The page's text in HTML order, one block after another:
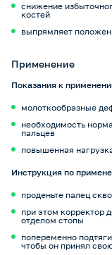
снижение
костей
выпрямляет
Применение
Показания к
молоткообразные
необходимость
пальцев
повышенная
Инструкция по
проденьте палец
при этом корректор
отделом стопы
попеременно
чтобы он принял